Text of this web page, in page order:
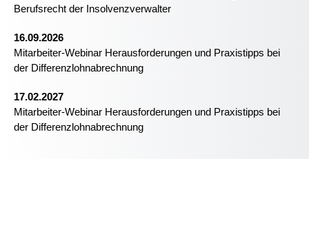
Berufsrecht der Insolvenzverwalter
16.09.2026
Mitarbeiter-Webinar Herausforderungen und Praxistipps bei
der Differenzlohnabrechnung
17.02.2027
Mitarbeiter-Webinar Herausforderungen und Praxistipps bei
der Differenzlohnabrechnung